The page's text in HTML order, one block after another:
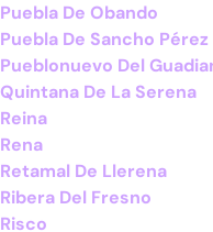
Puebla De Obando
Puebla De Sancho Pérez
Pueblonuevo Del
Quintana De La Serena
Reina
Rena
Retamal De Llerena
Ribera Del Fresno
Risco